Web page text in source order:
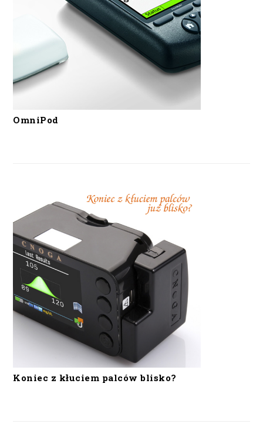
OmniPod
Koniec z kłuciem palców blisko?